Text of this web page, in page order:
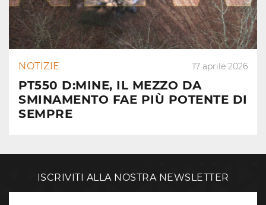
NOTIZIE 17 aprile 2026
PT550 D:MINE, IL MEZZO DA
SMINAMENTO FAE PIÙ POTENTE DI
SEMPRE
ISCRIVITI ALLA NOSTRA NEWSLETTER